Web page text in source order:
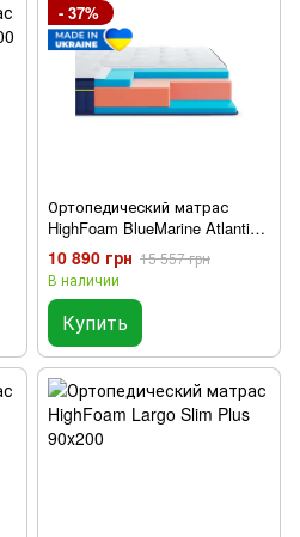
- 37%
Ортопедический матрас
HighFoam BlueMarine Atlantico
90х200
10 890 грн 15 557 грн
В наличии
Купить